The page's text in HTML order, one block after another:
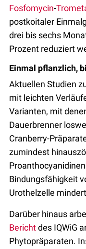
Fosfomycin-
postkoitaler
drei bis sechs
Prozent reduziert
Einmal pflanzlich,
Aktuellen Studien
mit leichten
Varianten, mit
Dauerbrenner
Cranberry-
zumindest
Bindungsfähigkeit
Urothelzelle
Darüber hinaus
Berichtdes IQWiG
Phytopräparaten.